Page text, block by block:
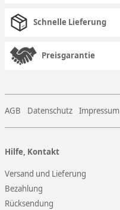
Schnelle Lieferung
Preisgarantie
AGB Datenschutz Impressum
Hilfe, Kontakt
Versand und Lieferung
Bezahlung
Rücksendung